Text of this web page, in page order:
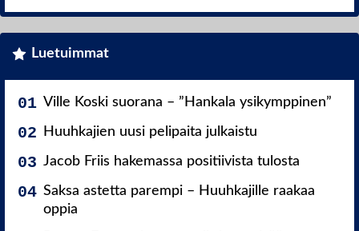
Luetuimmat
Ville Koski suorana – ”Hankala ysikymppinen”
Huuhkajien uusi pelipaita julkaistu
Jacob Friis hakemassa positiivista tulosta
Saksa astetta parempi – Huuhkajille raakaa
oppia